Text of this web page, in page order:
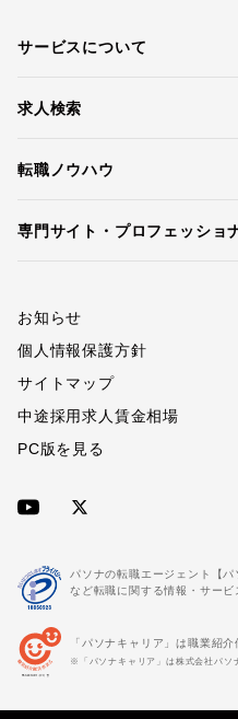
サービスについて
求人検索
転職ノウハウ
専門サイト・プロフェッショ
お知らせ
個人情報保護方針
サイトマップ
中途採用求人賃金相場
PC版を見る
パソナの転職エージェント【
など転職に関する情報・サービ
「パソナキャリア」は職業紹
※「パソナキャリア」は株式会社パソ